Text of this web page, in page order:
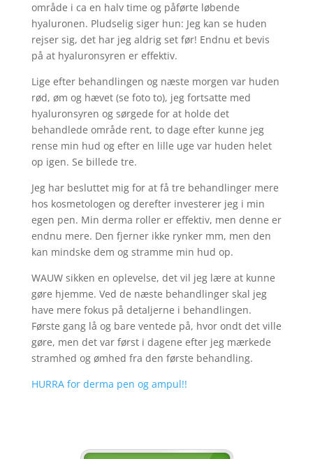
område i ca en halv time og påførte løbende
hyaluronen. Pludselig siger hun: Jeg kan se huden
rejser sig, det har jeg aldrig set før! Endnu et bevis
på at hyaluronsyren er effektiv.
Lige efter behandlingen og næste morgen var huden
rød, øm og hævet (se foto to), jeg fortsatte med
hyaluronsyren og sørgede for at holde det
behandlede område rent, to dage efter kunne jeg
rense min hud og efter en lille uge var huden helet
op igen. Se billede tre.
Jeg har besluttet mig for at få tre behandlinger mere
hos kosmetologen og derefter investerer jeg i min
egen pen. Min derma roller er effektiv, men denne er
endnu mere. Den fjerner ikke rynker mm, men den
kan mindske dem og stramme min hud op.
WAUW sikken en oplevelse, det vil jeg lære at kunne
gøre hjemme. Ved de næste behandlinger skal jeg
have mere fokus på detaljerne i behandlingen.
Første gang lå og bare ventede på, hvor ondt det ville
gøre, men det var først i dagene efter jeg mærkede
stramhed og ømhed fra den første behandling.
HURRA for derma pen og ampul!!